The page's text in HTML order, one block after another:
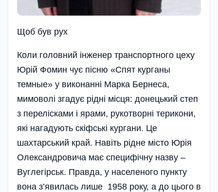
Щоб був рух
Коли головний інженер транспортного цеху
Юрій Фомин чує пісню «Спят курганы
темные» у виконанні Марка Бернеса,
мимоволі згадує рідні місця: донецький степ
з перелісками і ярами, рукотворні терикони,
які нагадують скіфські кургани. Це
шахтарський край. Навіть рідне місто Юрія
Олександровича має специфічну назву –
Вуглегірськ. Правда, у населеного пункту
вона з’явилась лише 1958 року, а до цього в